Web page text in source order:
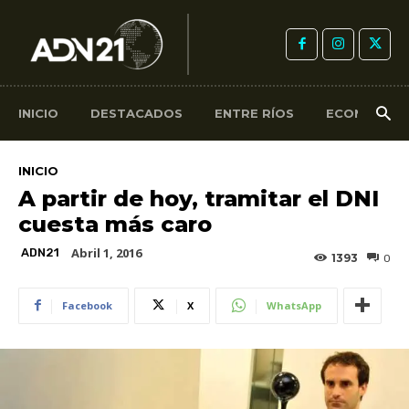
INICIO DESTACADOS ENTRE RÍOS ECONOMÍA
INICIO
A partir de hoy, tramitar el DNI
cuesta más caro
ADN21 Abril 1, 2016 0
1393
Facebook X WhatsApp